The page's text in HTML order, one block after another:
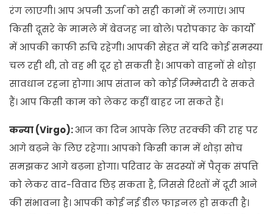
रंग लाएगी। आप अपनी ऊर्जा को सही कामों में लगाएं। आप
किसी दूसरे के मामले में बेवजह ना बोले। परोपकार के कार्यों
में आपकी काफी रुचि रहेगी। आपकी सेहत में यदि कोई समस्या
चल रही थी, तो वह भी दूर हो सकती है। आपको वाहनों से थोड़ा
सावधान रहना होगा। आप संतान को कोई जिम्मेदारी दे सकते
हैं। आप किसी काम को लेकर कहीं बाहर जा सकते हैं।
कन्या (Virgo):आज का दिन आपके लिए तरक्की की राह पर
आगे बढ़ने के लिए रहेगा। आपको किसी काम में थोड़ा सोच
समझकर आगे बढ़ना होगा। परिवार के सदस्यों में पैतृक संपत्ति
को लेकर वाद-विवाद छिड़ सकता है, जिससे रिश्तों में दूरी आने
की संभावना है। आपकी कोई नई डील फाइनल हो सकती है।